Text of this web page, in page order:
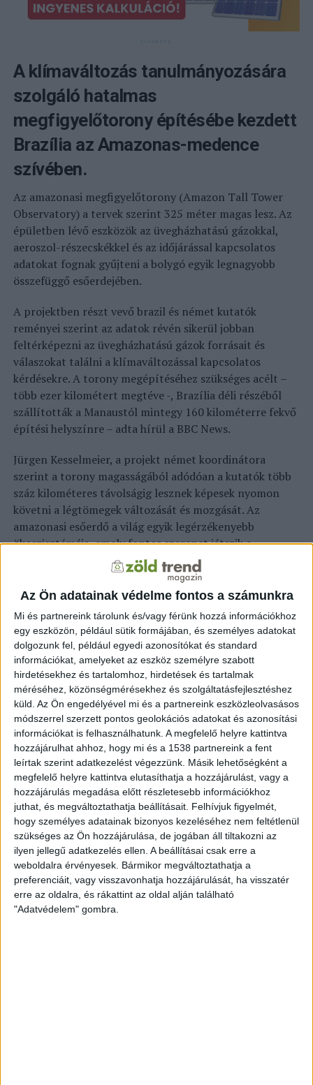
Az Ön adatainak védelme fontos a számunkra
Mi és partnereink tárolunk és/vagy férünk hozzá információkhoz
egy eszközön, például sütik formájában, és személyes adatokat
dolgozunk fel, például egyedi azonosítókat és standard
információkat, amelyeket az eszköz személyre szabott
hirdetésekhez és tartalomhoz, hirdetések és tartalmak
méréséhez, közönségmérésekhez és szolgáltatásfejlesztéshez
küld. Az Ön engedélyével mi és a partnereink eszközleolvasásos
módszerrel szerzett pontos geolokációs adatokat és azonosítási
információkat is felhasználhatunk. A megfelelő helyre kattintva
hozzájárulhat ahhoz, hogy mi és a 1538 partnereink a fent
leírtak szerint adatkezelést végezzünk. Másik lehetőségként a
megfelelő helyre kattintva elutasíthatja a hozzájárulást, vagy a
hozzájárulás megadása előtt részletesebb információkhoz
juthat, és megváltoztathatja beállításait. Felhívjuk figyelmét,
hogy személyes adatainak bizonyos kezeléséhez nem feltétlenül
szükséges az Ön hozzájárulása, de jogában áll tiltakozni az
ilyen jellegű adatkezelés ellen. A beállításai csak erre a
weboldalra érvényesek. Bármikor megváltoztathatja a
preferenciáit, vagy visszavonhatja hozzájárulását, ha visszatér
erre az oldalra, és rákattint az oldal alján található
"Adatvédelem" gombra.
A klímaváltozás tanulmányozására
szolgáló hatalmas
megfigyelőtorony építésébe kezdett
Brazília az Amazonas-medence
szívében.
Az amazonasi megfigyelőtorony (Amazon Tall Tower
Observatory) a tervek szerint 325 méter magas lesz. Az
épületben lévő eszközök az üvegházhatású gázokkal,
aeroszol-részecskékkel és az időjárással kapcsolatos
adatokat fognak gyűjteni a bolygó egyik legnagyobb
összefüggő esőerdejében.
A projektben részt vevő brazil és német kutatók
reményei szerint az adatok révén sikerül jobban
feltérképezni az üvegházhatású gázok forrásait és
válaszokat találni a klímaváltozással kapcsolatos
kérdésekre. A torony megépítéséhez szükséges acélt –
több ezer kilométert megtéve -, Brazília déli részéből
szállították a Manaustól mintegy 160 kilométerre fekvő
építési helyszínre – adta hírül a BBC News.
Jürgen Kesselmeier, a projekt német koordinátora
szerint a torony magasságából adódóan a kutatók több
száz kilométeres távolságig lesznek képesek nyomon
követni a légtömegek változását és mozgását. Az
amazonasi esőerdő a világ egyik legérzékenyebb
ökoszisztémája, amely fontos szerepet játszik a
klímaváltozásban, mivel a növekvő fák elnyelik az
üvegházhatású szén-dioxidot, majd rothadásuk,
elégetésük során visszaengedik azt a légkörbe.
“A torony segíteni fog abban, hogy választ adjunk a
globális klímaváltozást övező megszámlálhatatlan
kérdésre” – mondta Paulo Artaxo, a projekt brazil
koordinátora. A tornyot a régió már létező, kisebb
megfigyelőtornyainak hálózatába fogják integrálni.
Közép-Szibériában 2006-ban emeltek hasonló
megfigyelő állomást.
KAPCSOLÓDÓ TARTALOM:
AMAZON TALL TOWER OBSERVATORY
KLÍMAVÁLTOZÁS
EZ IS ÉRDEKELHET
Lakóházakat, vállalkozásokat és legelőket is
veszélyeztetnek az amerikai erdőtüzek